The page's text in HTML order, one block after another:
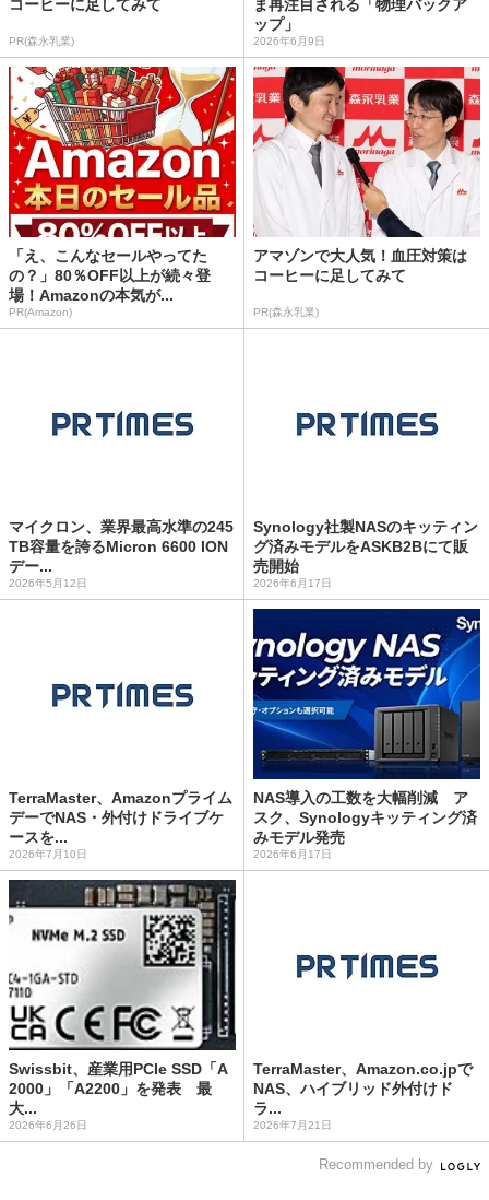
コーヒーに足してみて
PR(森永乳業)
ま再注目される「物理バックア
ップ」
2026年6月9日
「え、こんなセールやってた
の？」80％OFF以上が続々登
場！Amazonの本気が...
PR(Amazon)
アマゾンで大人気！血圧対策は
コーヒーに足してみて
PR(森永乳業)
マイクロン、業界最高水準の245
TB容量を誇るMicron 6600 ION
デー...
2026年5月12日
Synology社製NASのキッティン
グ済みモデルをASKB2Bにて販
売開始
2026年6月17日
TerraMaster、Amazonプライム
デーでNAS・外付けドライブケ
ースを...
2026年7月10日
NAS導入の工数を大幅削減 ア
スク、Synologyキッティング済
みモデル発売
2026年6月17日
Swissbit、産業用PCIe SSD「A
2000」「A2200」を発表 最
大...
2026年6月26日
TerraMaster、Amazon.co.jpで
NAS、ハイブリッド外付けド
ラ...
2026年7月21日
Recommended by